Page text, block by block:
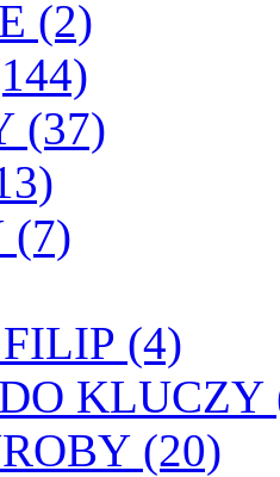
(2)
(37)
(7)
(4)
KLUCZY
(20)